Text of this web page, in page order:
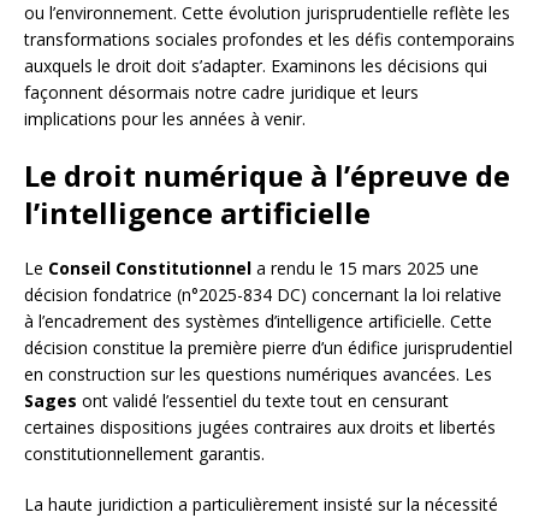
ou l’environnement. Cette évolution jurisprudentielle reflète les
transformations sociales profondes et les défis contemporains
auxquels le droit doit s’adapter. Examinons les décisions qui
façonnent désormais notre cadre juridique et leurs
implications pour les années à venir.
Le droit numérique à l’épreuve de
l’intelligence artificielle
Le Conseil Constitutionnel a rendu le 15 mars 2025 une
décision fondatrice (n°2025-834 DC) concernant la loi relative
à l’encadrement des systèmes d’intelligence artificielle. Cette
décision constitue la première pierre d’un édifice jurisprudentiel
en construction sur les questions numériques avancées. Les
Sages ont validé l’essentiel du texte tout en censurant
certaines dispositions jugées contraires aux droits et libertés
constitutionnellement garantis.
La haute juridiction a particulièrement insisté sur la nécessité